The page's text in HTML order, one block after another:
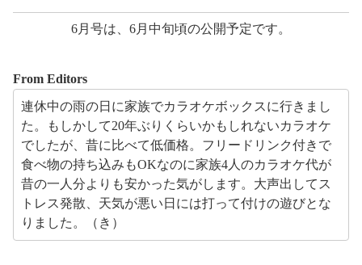
6月号は、6月中旬頃の公開予定です。
From Editors
連休中の雨の日に家族でカラオケボックスに行きまし
た。もしかして20年ぶりくらいかもしれないカラオケ
でしたが、昔に比べて低価格。フリードリンク付きで
食べ物の持ち込みもOKなのに家族4人のカラオケ代が
昔の一人分よりも安かった気がします。大声出してス
トレス発散、天気が悪い日には打って付けの遊びとな
りました。（き）